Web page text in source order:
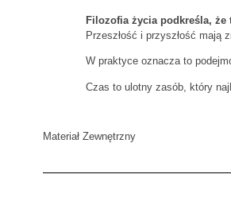
Filozofia życia podkreśla,
Przeszłość i przyszłość mają
W praktyce oznacza to
Czas to ulotny zasób, który
Materiał Zewnętrzny